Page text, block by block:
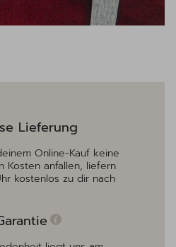
Lieferung
Online-Kauf keine
Kosten anfallen, liefern
kostenlos zu dir nach